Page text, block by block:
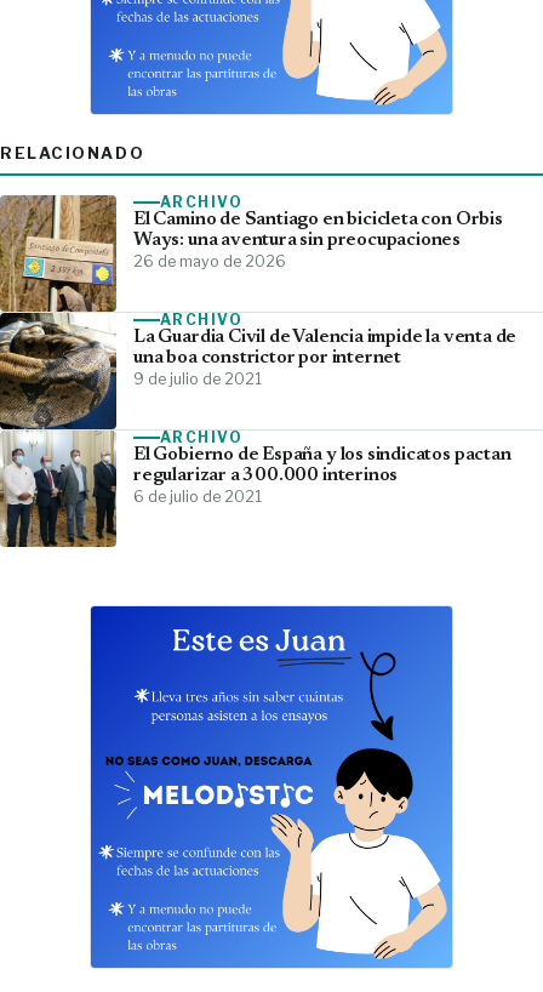
RELACIONADO
ARCHIVO
El Camino de Santiago en bicicleta con Orbis
Ways: una aventura sin preocupaciones
26 de mayo de 2026
ARCHIVO
La Guardia Civil de Valencia impide la venta de
una boa constrictor por internet
9 de julio de 2021
ARCHIVO
El Gobierno de España y los sindicatos pactan
regularizar a 300.000 interinos
6 de julio de 2021